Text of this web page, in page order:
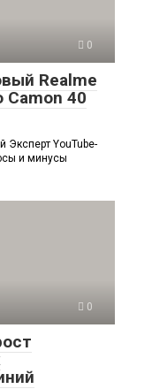
0
Realme
Camon 40
Эксперт YouTube-
и минусы
0